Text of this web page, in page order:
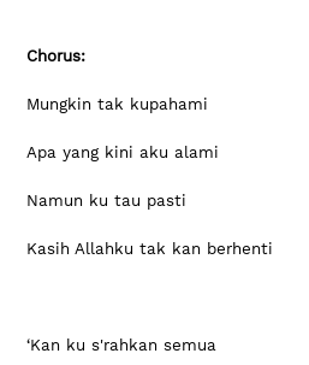
Chorus:
Mungkin tak kupahami
Apa yang kini aku alami
Namun ku tau pasti
Kasih Allahku tak kan berhenti
‘Kan ku s'rahkan semua